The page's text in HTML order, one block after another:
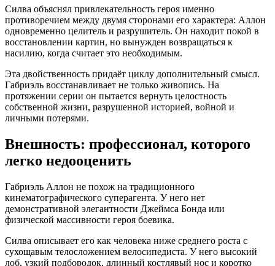
Силва объяснял привлекательность героя именно
противоречием между двумя сторонами его характера: Аллон
одновременно целитель и разрушитель. Он находит покой в
восстановлении картин, но вынужден возвращаться к
насилию, когда считает это необходимым.
Эта двойственность придаёт циклу дополнительный смысл.
Габриэль восстанавливает не только живопись. На
протяжении серии он пытается вернуть целостность
собственной жизни, разрушенной историей, войной и
личными потерями.
Внешность: профессионал, которого
легко недооценить
Габриэль Аллон не похож на традиционного
кинематографического суперагента. У него нет
демонстративной элегантности Джеймса Бонда или
физической массивности героя боевика.
Силва описывает его как человека ниже среднего роста с
сухощавым телосложением велосипедиста. У него высокий
лоб, узкий подбородок, длинный костлявый нос и коротко